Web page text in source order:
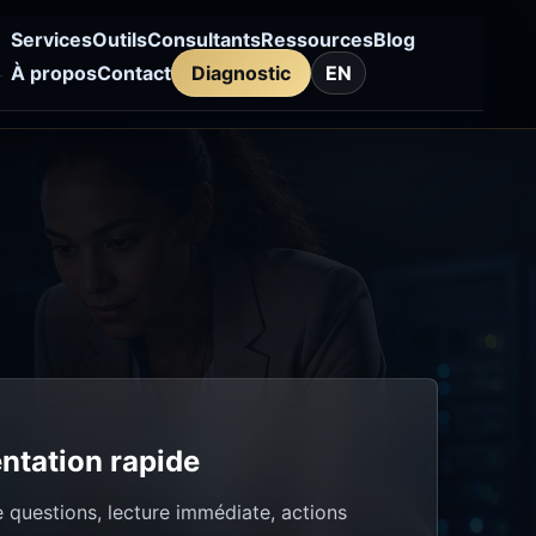
ServicesOutilsConsultantsRessourcesBlog
À proposContact Diagnostic EN
rapide
questions, lecture immédiate, actions